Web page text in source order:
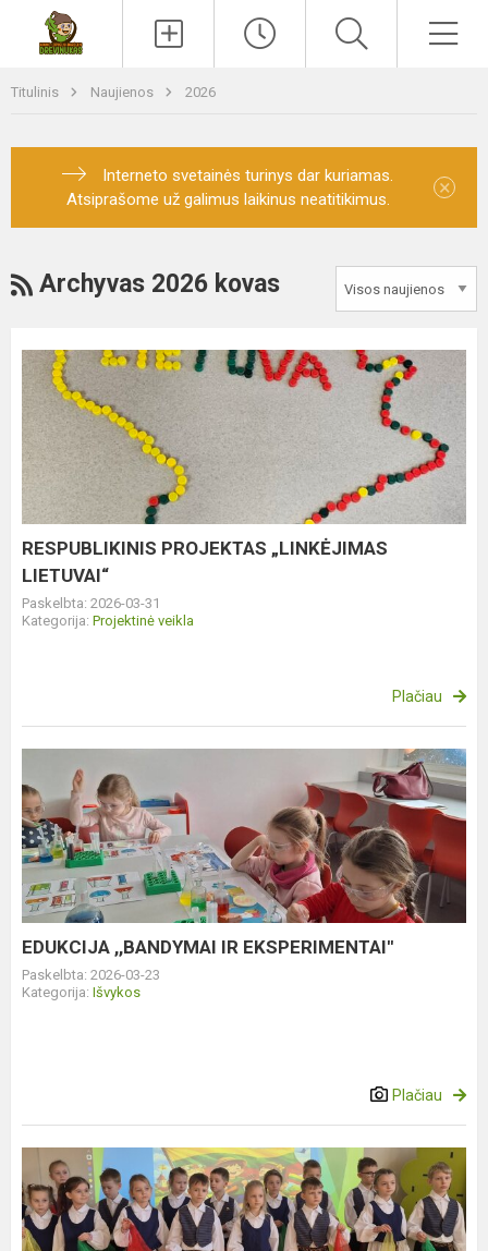
Titulinis Naujienos 2026
Interneto svetainės turinys dar kuriamas.
Atsiprašome už galimus laikinus neatitikimus.
×
RSS
Archyvas 2026 kovas
RESPUBLIKINIS
PROJEKTAS
„LINKĖJIMAS
LIETUVAI“
RESPUBLIKINIS PROJEKTAS „LINKĖJIMAS
LIETUVAI“
Paskelbta: 2026-03-31
Kategorija: Projektinė veikla
Plačiau
,,BANDYMAI
IR
EKSPERIMENTAI''
EDUKCIJA ,,BANDYMAI IR EKSPERIMENTAI''
Paskelbta: 2026-03-23
Kategorija: Išvykos
Plačiau
MUZIKINIS
FESTIVALIS
"DAINUOJU
TAU,